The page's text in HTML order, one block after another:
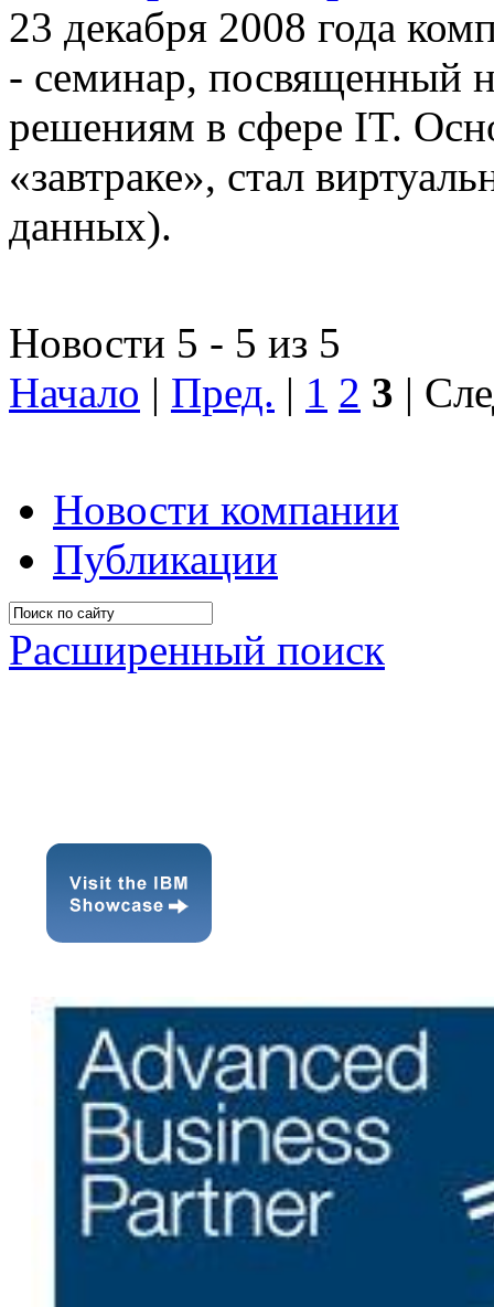
23 декабря 2008 года
- семинар, посвященный
решениям в сфере IT.
«завтраке», стал
данных).
Новости 5 - 5 из 5
Начало | Пред. | 1 2 3 |
Новости компании
Публикации
Расширенный поиск